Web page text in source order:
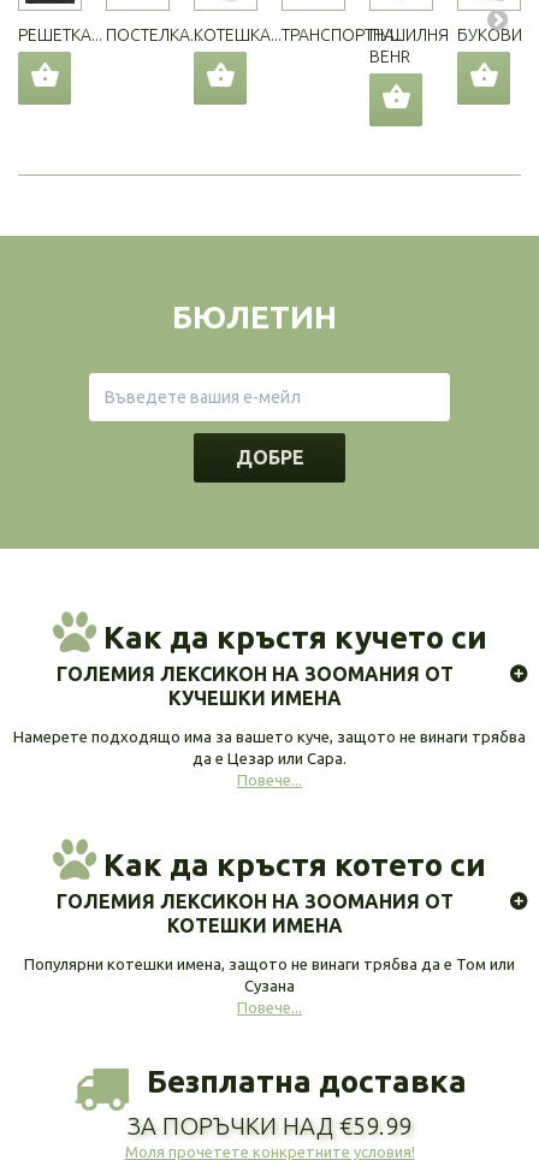
РЕШЕТКА... ПОСТЕЛКА...КОТЕШКА...ТРАНСПОРТНА...ПУШИЛНЯ
BEHR
БУКОВИ...
БЮЛЕТИН
ДОБРЕ
Как да кръстя кучето си
ГОЛЕМИЯ ЛЕКСИКОН НА ЗООМАНИЯ ОТ
КУЧЕШКИ ИМЕНА
Намерете подходящо има за вашето куче, защото не винаги трябва
да е Цезар или Сара.
Повече...
Как да кръстя котето си
ГОЛЕМИЯ ЛЕКСИКОН НА ЗООМАНИЯ ОТ
КОТЕШКИ ИМЕНА
Популярни котешки имена, защото не винаги трябва да е Том или
Сузана
Повече...
Безплатна доставка
ЗА ПОРЪЧКИ НАД €59.99
Моля прочетете конкретните условия!